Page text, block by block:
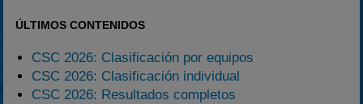
ÚLTIMOS CONTENIDOS
CSC 2026: Clasificación por equipos
CSC 2026: Clasificación individual
CSC 2026: Resultados completos